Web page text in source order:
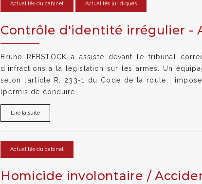
Actualités du cabinet Actualités juridiques
Contrôle d'identité irrégulier -
Bruno REBSTOCK a assisté devant le tribunal
d’infractions à la législation sur les armes. Un
selon l’article R. 233-1 du Code de la route ,
(permis de conduire,…
Lire la suite
Actualités du cabinet
Homicide involontaire /